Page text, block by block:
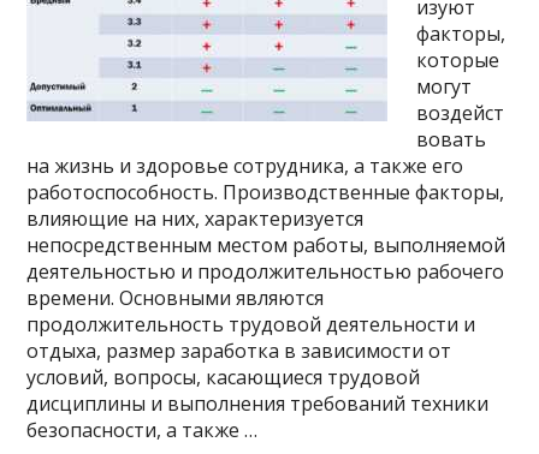
изуют
факторы,
которые
могут
воздейст
вовать
на жизнь и здоровье сотрудника, а также его
работоспособность. Производственные факторы,
влияющие на них, характеризуется
непосредственным местом работы, выполняемой
деятельностью и продолжительностью рабочего
времени. Основными являются
продолжительность трудовой деятельности и
отдыха, размер заработка в зависимости от
условий, вопросы, касающиеся трудовой
дисциплины и выполнения требований техники
безопасности, а также …